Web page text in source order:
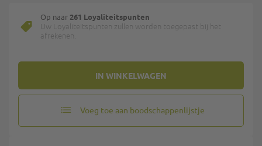
IN WINKELWAGEN
Op naar 261 Loyaliteitspunten
Uw Loyaliteitspunten zullen worden toegepast bij het
afrekenen.
Voeg toe aan boodschappenlijstje